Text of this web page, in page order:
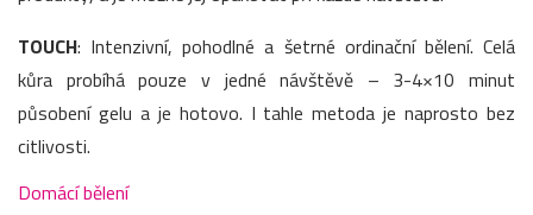
TOUCH: Intenzivní, pohodlné a šetrné ordinační bělení. Celá
kůra probíhá pouze v jedné návštěvě – 3-4×10 minut
působení gelu a je hotovo. I tahle metoda je naprosto bez
citlivosti.
Domácí bělení